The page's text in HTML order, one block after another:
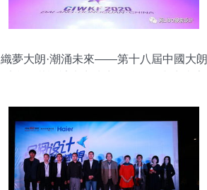
織夢大朗·潮涌未來——第十八屆中國大朗